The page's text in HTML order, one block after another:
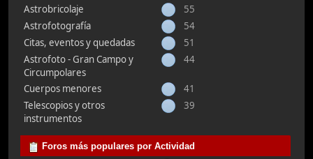
Astrobricolaje
55
Astrofotografía
54
Citas, eventos y quedadas
51
Astrofoto - Gran Campo y
Circumpolares
44
Cuerpos menores
41
Telescopios y otros
instrumentos
39
Foros más populares por Actividad